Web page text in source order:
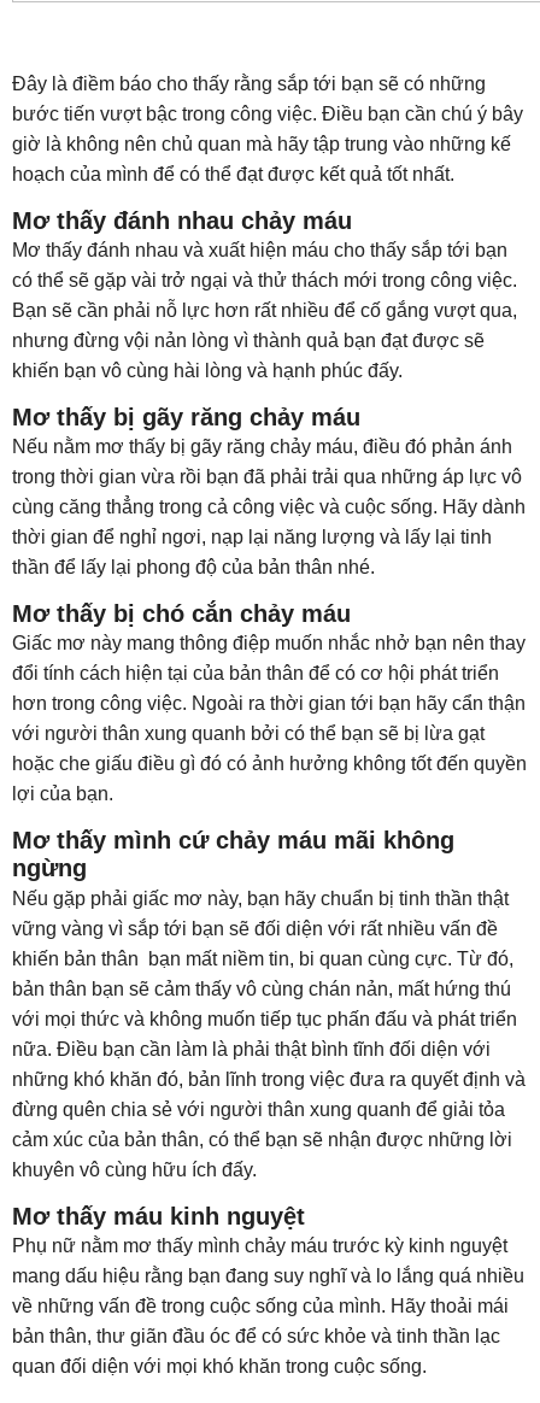
Đây là điềm báo cho thấy rằng sắp tới bạn sẽ có những
bước tiến vượt bậc trong công việc. Điều bạn cần chú ý bây
giờ là không nên chủ quan mà hãy tập trung vào những kế
hoạch của mình để có thể đạt được kết quả tốt nhất.
Mơ thấy đánh nhau chảy máu
Mơ thấy đánh nhau và xuất hiện máu cho thấy sắp tới bạn
có thể sẽ gặp vài trở ngại và thử thách mới trong công việc.
Bạn sẽ cần phải nỗ lực hơn rất nhiều để cố gắng vượt qua,
nhưng đừng vội nản lòng vì thành quả bạn đạt được sẽ
khiến bạn vô cùng hài lòng và hạnh phúc đấy.
Mơ thấy bị gãy răng chảy máu
Nếu nằm mơ thấy bị gãy răng chảy máu, điều đó phản ánh
trong thời gian vừa rồi bạn đã phải trải qua những áp lực vô
cùng căng thẳng trong cả công việc và cuộc sống. Hãy dành
thời gian để nghỉ ngơi, nạp lại năng lượng và lấy lại tinh
thần để lấy lại phong độ của bản thân nhé.
Mơ thấy bị chó cắn chảy máu
Giấc mơ này mang thông điệp muốn nhắc nhở bạn nên thay
đổi tính cách hiện tại của bản thân để có cơ hội phát triển
hơn trong công việc. Ngoài ra thời gian tới bạn hãy cẩn thận
với người thân xung quanh bởi có thể bạn sẽ bị lừa gạt
hoặc che giấu điều gì đó có ảnh hưởng không tốt đến quyền
lợi của bạn.
Mơ thấy mình cứ chảy máu mãi không
ngừng
Nếu gặp phải giấc mơ này, bạn hãy chuẩn bị tinh thần thật
vững vàng vì sắp tới bạn sẽ đối diện với rất nhiều vấn đề
khiến bản thân bạn mất niềm tin, bi quan cùng cực. Từ đó,
bản thân bạn sẽ cảm thấy vô cùng chán nản, mất hứng thú
với mọi thức và không muốn tiếp tục phấn đấu và phát triển
nữa. Điều bạn cần làm là phải thật bình tĩnh đối diện với
những khó khăn đó, bản lĩnh trong việc đưa ra quyết định và
đừng quên chia sẻ với người thân xung quanh để giải tỏa
cảm xúc của bản thân, có thể bạn sẽ nhận được những lời
khuyên vô cùng hữu ích đấy.
Mơ thấy máu kinh nguyệt
Phụ nữ nằm mơ thấy mình chảy máu trước kỳ kinh nguyệt
mang dấu hiệu rằng bạn đang suy nghĩ và lo lắng quá nhiều
về những vấn đề trong cuộc sống của mình. Hãy thoải mái
bản thân, thư giãn đầu óc để có sức khỏe và tinh thần lạc
quan đối diện với mọi khó khăn trong cuộc sống.